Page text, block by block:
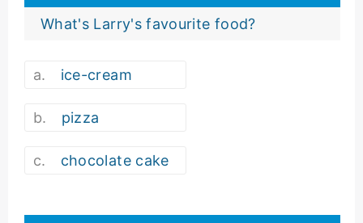
What's Larry's favourite food?
ice-cream
pizza
chocolate cake